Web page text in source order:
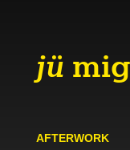
jü
AFTER­WORK